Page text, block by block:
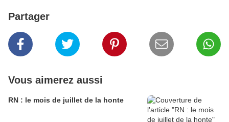
Partager
Vous aimerez aussi
RN : le mois de juillet de la honte